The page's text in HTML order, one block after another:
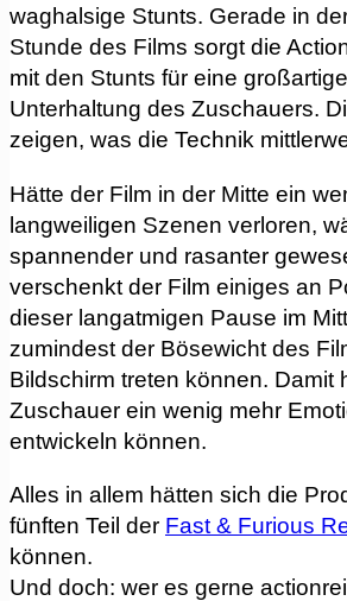
waghalsige Stunts. Gerade in
Stunde des Films sorgt die
mit den Stunts für eine
Unterhaltung des Zuschauers.
zeigen, was die Technik
Hätte der Film in der Mitte ein wenig an
langweiligen Szenen verloren,
spannender und rasanter
verschenkt der Film einiges an
dieser langatmigen Pause im
zumindest der Bösewicht des
Bildschirm treten können. Damit
Zuschauer ein wenig mehr
entwickeln können.
Alles in allem hätten sich die Produzenten einen
fünften Teil der Fast & Furious
können.
Und doch: wer es gerne